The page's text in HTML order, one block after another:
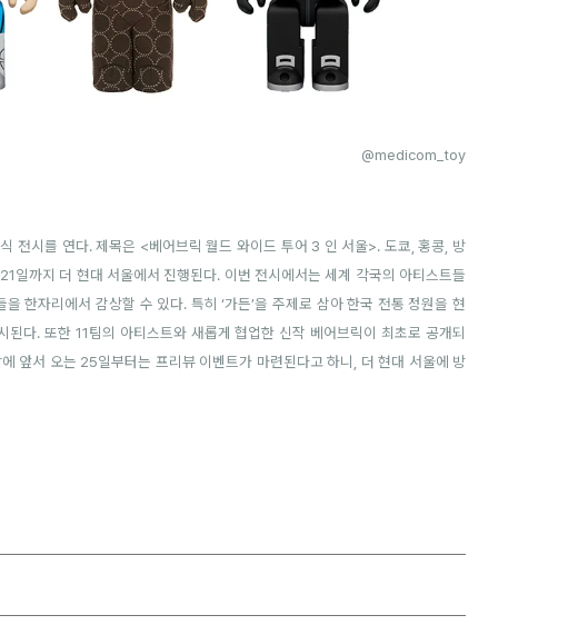
@medicom_toy
전시를 연다. 제목은 <베어브릭 월드 와이드 투어 3 인 서울>. 도쿄, 홍콩, 방
일까지 더 현대 서울에서 진행된다. 이번 전시에서는 세계 각국의 아티스트들
한자리에서 감상할 수 있다. 특히 ‘가든’을 주제로 삼아 한국 전통 정원을 현
된다. 또한 11팀의 아티스트와 새롭게 협업한 신작 베어브릭이 최초로 공개되
앞서 오는 25일부터는 프리뷰 이벤트가 마련된다고 하니, 더 현대 서울에 방